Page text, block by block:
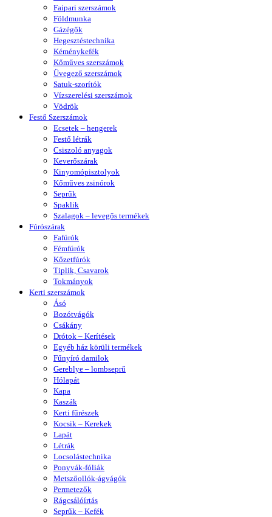
Faipari szerszámok
Földmunka
Gázégők
Hegesztéstechnika
Kéménykefék
Kőműves szerszámok
Üvegező szerszámok
Satuk-szorítók
Vízszerelési szerszámok
Vödrök
Festő Szerszámok
Ecsetek – hengerek
Festő létrák
Csiszoló anyagok
Keverőszárak
Kinyomópisztolyok
Kőműves zsinórok
Seprűk
Spaklik
Szalagok – levegős termékek
Fúrószárak
Fafúrók
Fémfúrók
Kőzetfúrók
Tiplik, Csavarok
Tokmányok
Kerti szerszámok
Ásó
Bozótvágók
Csákány
Drótok – Kerítések
Egyéb ház körüli termékek
Fűnyíró damilok
Gereblye – lombseprű
Hólapát
Kapa
Kaszák
Kerti fűrészek
Kocsik – Kerekek
Lapát
Létrák
Locsolástechnika
Ponyvák-fóliák
Metszőollók-ágvágók
Permetezők
Rágcsálóírtás
Seprűk – Kefék